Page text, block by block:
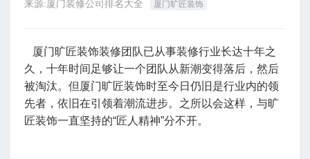
来源:厦门装修公司排名大全
厦门旷匠装饰
厦门旷匠装饰装修团队已从事装修行业长达十年之
久，十年时间足够让一个团队从新潮变得落后，然后
被淘汰。但厦门旷匠装饰时至今日仍旧是行业内的领
先者，依旧在引领着潮流进步。之所以会这样，与旷
匠装饰一直坚持的“匠人精神”分不开。